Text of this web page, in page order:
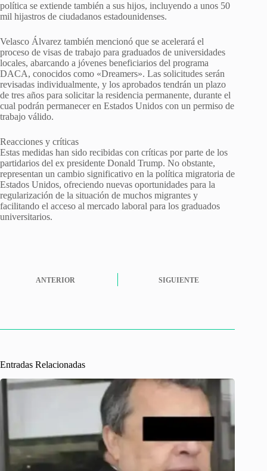
política se extiende también a sus hijos, incluyendo a unos 50
mil hijastros de ciudadanos estadounidenses.
Velasco Álvarez también mencionó que se acelerará el
proceso de visas de trabajo para graduados de universidades
locales, abarcando a jóvenes beneficiarios del programa
DACA, conocidos como «Dreamers». Las solicitudes serán
revisadas individualmente, y los aprobados tendrán un plazo
de tres años para solicitar la residencia permanente, durante el
cual podrán permanecer en Estados Unidos con un permiso de
trabajo válido.
Reacciones y críticas
Estas medidas han sido recibidas con críticas por parte de los
partidarios del ex presidente Donald Trump. No obstante,
representan un cambio significativo en la política migratoria de
Estados Unidos, ofreciendo nuevas oportunidades para la
regularización de la situación de muchos migrantes y
facilitando el acceso al mercado laboral para los graduados
universitarios.
ANTERIOR SIGUIENTE
Entradas Relacionadas